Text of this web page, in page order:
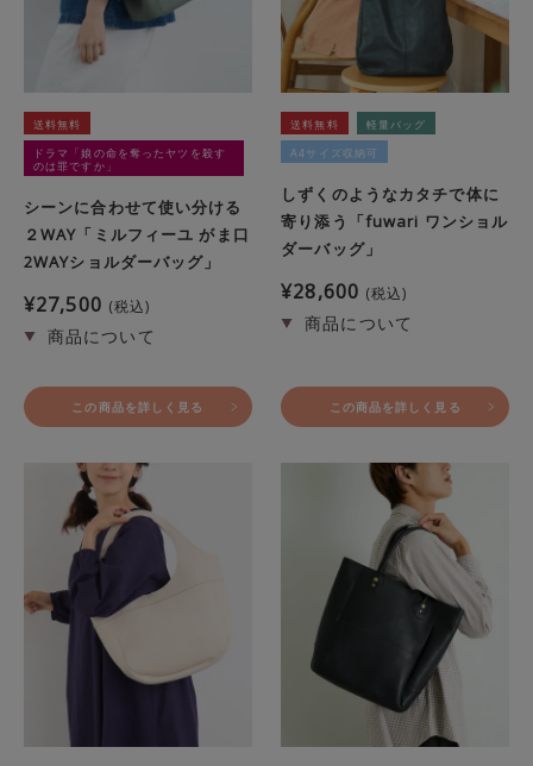
送料無料
ドラマ「娘の命を奪ったヤツを殺す
のは罪ですか」
シーンに合わせて使い分ける
２WAY「ミルフィーユ がま口
2WAYショルダーバッグ」
¥27,500 税込
この商品を詳しく見る
送料無料
軽量バッグ
A4サイズ収納可
しずくのようなカタチで体に
寄り添う「fuwari ワンショル
ダーバッグ」
¥28,600 税込
この商品を詳しく見る